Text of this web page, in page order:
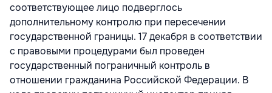
соответствующее лицо подверглось
дополнительному контролю при пересечении
государственной границы. 17 декабря в соответствии
с правовыми процедурами был проведен
государственный пограничный контроль в
отношении гражданина Российской Федерации. В